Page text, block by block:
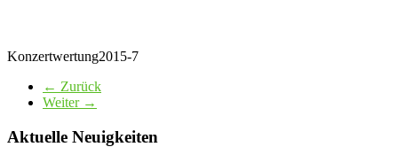
Konzertwertung2015-7
← Zurück
Weiter →
Aktuelle Neuigkeiten